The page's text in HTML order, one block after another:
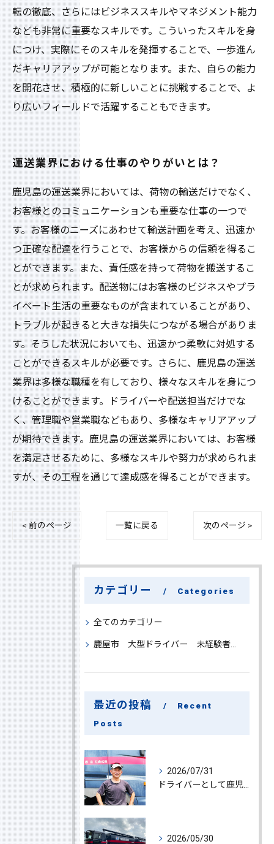
転の徹底、さらにはビジネススキルやマネジメント能力
なども非常に重要なスキルです。こういったスキルを身
につけ、実際にそのスキルを発揮することで、一歩進ん
だキャリアアップが可能となります。また、自らの能力
を開花させ、積極的に新しいことに挑戦することで、よ
り広いフィールドで活躍することもできます。
運送業界における仕事のやりがいとは？
鹿児島の運送業界においては、荷物の輸送だけでなく、
お客様とのコミュニケーションも重要な仕事の一つで
す。お客様のニーズにあわせて輸送計画を考え、迅速か
つ正確な配達を行うことで、お客様からの信頼を得るこ
とができます。また、責任感を持って荷物を搬送するこ
とが求められます。配送物にはお客様のビジネスやプラ
イベート生活の重要なものが含まれていることがあり、
トラブルが起きると大きな損失につながる場合がありま
す。そうした状況においても、迅速かつ柔軟に対処する
ことができるスキルが必要です。さらに、鹿児島の運送
業界は多様な職種を有しており、様々なスキルを身につ
けることができます。ドライバーや配送担当だけでな
く、管理職や営業職などもあり、多様なキャリアアップ
が期待できます。鹿児島の運送業界においては、お客様
を満足させるために、多様なスキルや努力が求められま
すが、その工程を通じて達成感を得ることができます。
< 前のページ 一覧に戻る 次のページ >
カテゴリー Categories
全てのカテゴリー
鹿屋市 大型ドライバー 未経験者 大募集
最近の投稿
Recent
Posts
2026/07/31
2026/05/30